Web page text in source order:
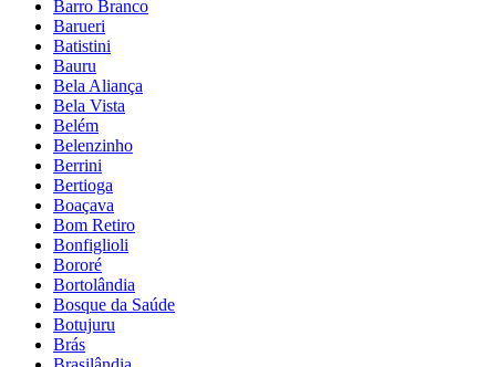
Barro Branco
Barueri
Batistini
Bauru
Bela Aliança
Bela Vista
Belém
Belenzinho
Berrini
Bertioga
Boaçava
Bom Retiro
Bonfiglioli
Bororé
Bortolândia
Bosque da Saúde
Botujuru
Brás